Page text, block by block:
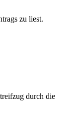
zu liest.
durch die